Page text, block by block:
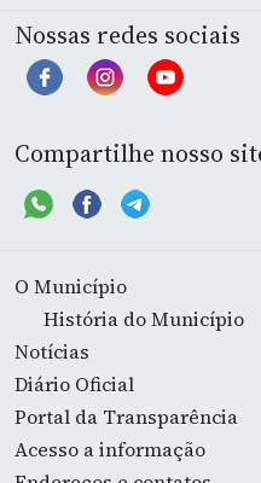
Nossas redes sociais
Compartilhe nosso
O Município
História do Município
Notícias
Diário Oficial
Portal da Transparência
Acesso a informação